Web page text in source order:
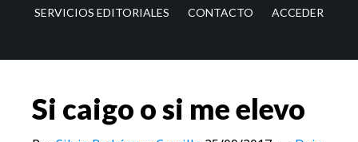
SERVICIOS EDITORIALES CONTACTO ACCEDER
Si caigo o si me elevo